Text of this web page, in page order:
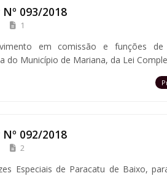
093/2018
1
em comissão e funções de
do Município de Mariana, da Lei
092/2018
2
Especiais de Paracatu de Baixo,